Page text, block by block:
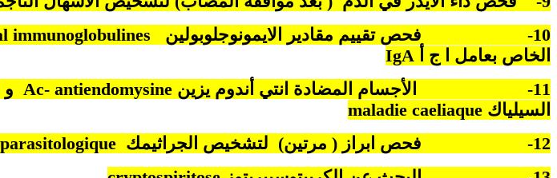
10-
فحص تقييم مقادير الايمونوجلوبولين dosage pondéral immunoglobulines
الخاص بعامل ا ج أ IgA
11-
الأجسام المضادة انتي أندوم يزين Ac- antiendomysine و
السيلياك
maladie caeliaque
12-
فحص ابراز ( مرتين) لتشخيص الجراثيمك